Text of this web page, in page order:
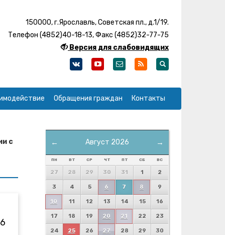
150000, г.Ярославль, Советская пл., д.1/19.
Телефон (4852)40-18-13, Факс (4852)32-77-75
Версия для слабовидящих
Обращения граждан Контакты
с ← →
Август 2026
ПН ВТ СР ЧТ ПТ СБ ВС
27 28 29 30 31 1 2
3 4 5 6 7 8 9
10 11 12 13 14 15 16
17 18 19 20 21 22 23
24 25 26 27 28 29 30